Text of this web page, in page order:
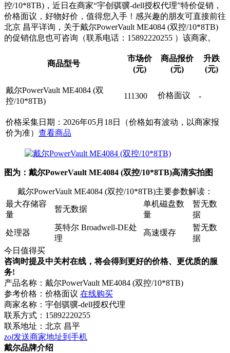
控/10*8TB)，近日在商家“宇创骐骥-dell授权代理”特价促销，
价格面议，好物好价，值得您入手！感兴趣的朋友可直接前往
北京 昌平详询，关于戴尔PowerVault ME4084 (双控/10*8TB)
的促销信息也可咨询（联系电话：15892220255 ）该商家。
商品型号
市场价
(元)
商品报价
(元)
升跌
(元)
戴尔PowerVault ME4084 (双
控/10*8TB)
111300 价格面议 -
价格采集日期：2026年05月18日（价格如有波动，以商家报
价为准） 查看商品
图为：戴尔PowerVault ME4084 (双控/10*8TB)高清实拍图
戴尔PowerVault ME4084 (双控/10*8TB)主要参数解读：
最大存储容
量
暂无数据
单机磁盘数
量
暂无数
据
处理器
英特尔 Broadwell-DE处
理
高速缓存
暂无数
据
今日值得买
咨询时提及中关村在线，将会得到更好的价格、更优质的服
务!
产品名称： 戴尔PowerVault ME4084 (双控/10*8TB)
参考价格： 价格面议 在线购买
商家名称： 宇创骐骥-dell授权代理
联系方式： 15892220255
联系地址： 北京 昌平
zol发送商家地址到手机
戴尔品牌介绍